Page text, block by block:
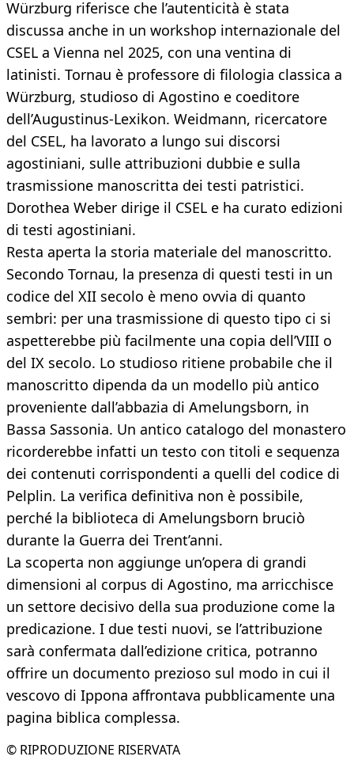
Würzburg riferisce che l’autenticità è stata
discussa anche in un workshop internazionale del
CSEL a Vienna nel 2025, con una ventina di
latinisti. Tornau è professore di filologia classica a
Würzburg, studioso di Agostino e coeditore
dell’Augustinus-Lexikon. Weidmann, ricercatore
del CSEL, ha lavorato a lungo sui discorsi
agostiniani, sulle attribuzioni dubbie e sulla
trasmissione manoscritta dei testi patristici.
Dorothea Weber dirige il CSEL e ha curato edizioni
di testi agostiniani.
Resta aperta la storia materiale del manoscritto.
Secondo Tornau, la presenza di questi testi in un
codice del XII secolo è meno ovvia di quanto
sembri: per una trasmissione di questo tipo ci si
aspetterebbe più facilmente una copia dell’VIII o
del IX secolo. Lo studioso ritiene probabile che il
manoscritto dipenda da un modello più antico
proveniente dall’abbazia di Amelungsborn, in
Bassa Sassonia. Un antico catalogo del monastero
ricorderebbe infatti un testo con titoli e sequenza
dei contenuti corrispondenti a quelli del codice di
Pelplin. La verifica definitiva non è possibile,
perché la biblioteca di Amelungsborn bruciò
durante la Guerra dei Trent’anni.
La scoperta non aggiunge un’opera di grandi
dimensioni al corpus di Agostino, ma arricchisce
un settore decisivo della sua produzione come la
predicazione. I due testi nuovi, se l’attribuzione
sarà confermata dall’edizione critica, potranno
offrire un documento prezioso sul modo in cui il
vescovo di Ippona affrontava pubblicamente una
pagina biblica complessa.
© RIPRODUZIONE RISERVATA